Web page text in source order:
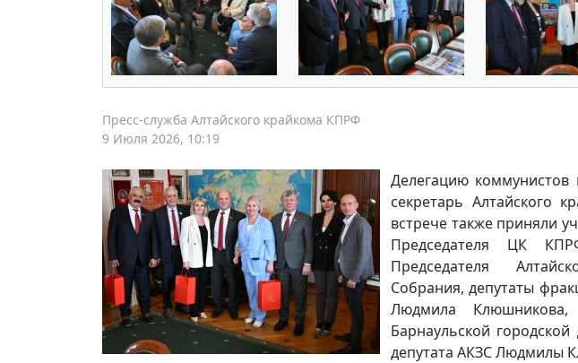
Пресс-служба Алтайского крайкома КПРФ
9 Июля 2026, 10:19
Делегацию коммунистов
секретарь Алтайского
встрече также приняли
Председателя ЦК
Председателя
Собрания, депутаты
Людмила
Барнаульской
депутата АКЗС Людмилы